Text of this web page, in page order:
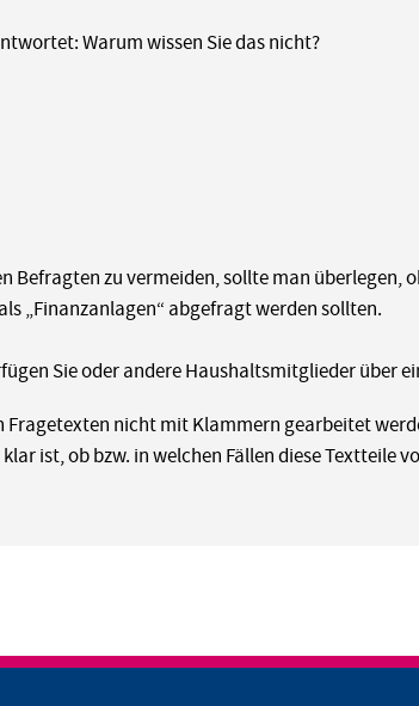
Warum wissen Sie das nicht?
Befragten zu vermeiden, sollte man überlegen,
„Finanzanlagen“ abgefragt werden sollten.
Sie oder andere Haushaltsmitglieder über
Fragetexten nicht mit Klammern gearbeitet
ist, ob bzw. in welchen Fällen diese Textteile